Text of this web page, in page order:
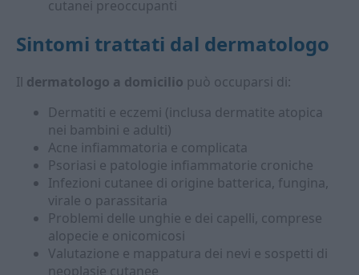
cutanei preoccupanti
Sintomi trattati dal dermatologo
Il dermatologo a domicilio può occuparsi di:
Dermatiti e eczemi (inclusa dermatite atopica
nei bambini e adulti)
Acne infiammatoria e complicata
Psoriasi e patologie infiammatorie croniche
Infezioni cutanee di origine batterica, fungina,
virale o parassitaria
Problemi delle unghie e dei capelli, comprese
alopecie e onicomicosi
Valutazione e mappatura dei nevi e sospetti di
neoplasie cutanee